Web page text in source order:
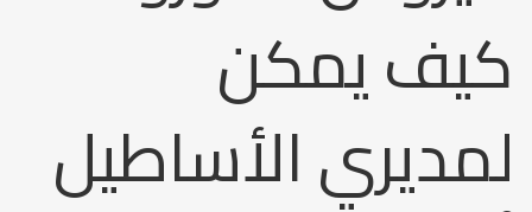
كيف يمكن
لمديري الأساطيل